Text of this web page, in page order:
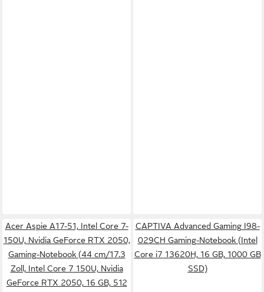
Acer Aspie A17-51, Intel Core 7-
150U, Nvidia GeForce RTX 2050,
Gaming-Notebook (44 cm/17.3
Zoll, Intel Core 7 150U, Nvidia
GeForce RTX 2050, 16 GB, 512
CAPTIVA Advanced Gaming I98-
029CH Gaming-Notebook (Intel
Core i7 13620H, 16 GB, 1000 GB
SSD)